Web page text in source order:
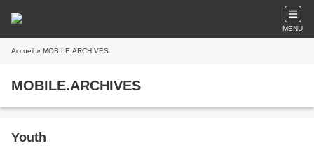
MENU
Accueil » MOBILE.ARCHIVES
MOBILE.ARCHIVES
Youth